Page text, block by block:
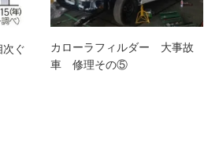
次ぐ
カローラフィルダー 大事故
車 修理その⑤